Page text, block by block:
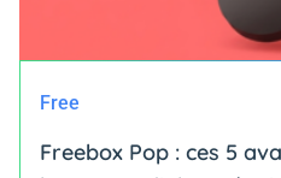
Free
Freebox Pop : ces 5